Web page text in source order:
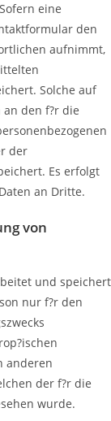
eine
den
aufnimmt,
Solche auf
den f?r die
der
Es erfolgt
an Dritte.
von
und speichert
nur f?r den
anderen
der f?r die
wurde.